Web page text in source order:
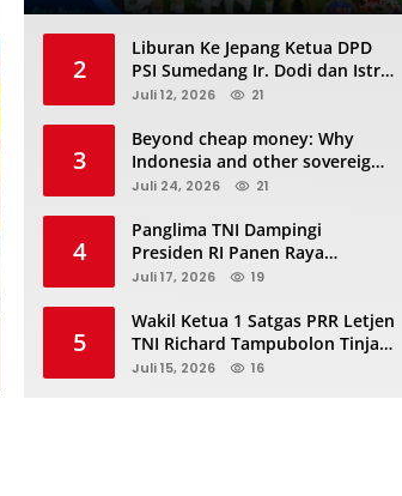
Piala Dunia, Akan Ada Investor
2
Liburan Ke Jepang Ketua DPD
PSI Sumedang Ir. Dodi dan Istri
Kibarkan Bendera PSI “Jangan
Juli 12, 2026 21
3
Beyond cheap money: Why
Indonesia and other sovereigns
are turning to panda bonds
Juli 24, 2026 21
4
Panglima TNI Dampingi
Presiden RI Panen Raya
Terpadu TNI, Perkuat
Juli 17, 2026 19
5
Wakil Ketua 1 Satgas PRR Letjen
TNI Richard Tampubolon Tinjau
Padang Sidimpuan dan
Juli 15, 2026 16